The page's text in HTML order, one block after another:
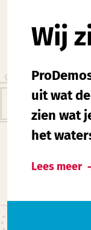
Wij
uit wat
zien wat
het
Lees meer